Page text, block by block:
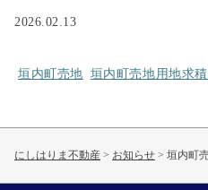
2026.02.13
垣内町売地 垣内町売地用地求
にしはりま不動産 > お知らせ > 垣内町